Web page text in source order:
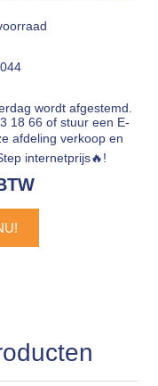
wordt afgestemd.
18 66 of stuur een E-
afdeling verkoop en
internetprijs🔥!